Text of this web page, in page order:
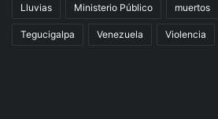
Lluvias Ministerio Público muertos
Tegucigalpa Venezuela Violencia